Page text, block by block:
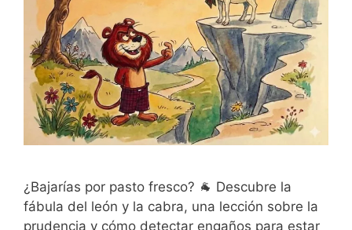
¿Bajarías por pasto fresco? 🐐 Descubre la
fábula del león y la cabra, una lección sobre la
prudencia y cómo detectar engaños para estar